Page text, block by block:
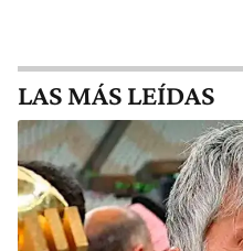
LAS MÁS LEÍDAS